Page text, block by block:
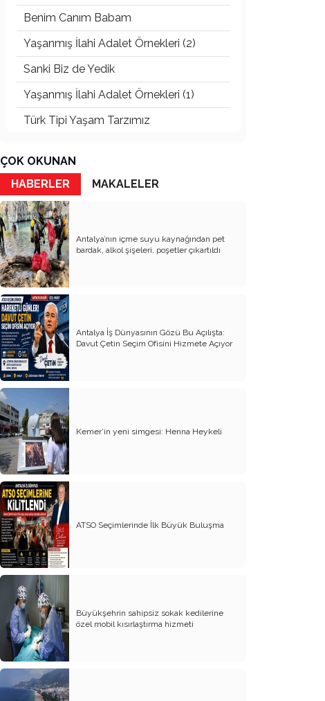
Benim Canım Babam
Yaşanmış İlahi Adalet Örnekleri (2)
Sanki Biz de Yedik
Yaşanmış İlahi Adalet Örnekleri (1)
Türk Tipi Yaşam Tarzımız
Katil Ağaçlar
Keşke Herkes Sevdiği ve İyi Bildiği İşi
Yapsa
Veda Mektubum
Avm’ler Sinek Avlıyor
Hangi Gazetecilerin Günü?
Çok Para, Çok Bela
Geçen Yıldan Akılda Kalanlar
Yeni Yıl Duam
Çağımızın Hastalığı Madde Bağımlılığı
Yürek Burkan İsyanlarım
Organ Nakli ve Bağışı Hakkında
Görüşlerim
Suyumuz Isınıyor Haberiniz Olsun!!
Sözde Kadın Hakları Günü
Engellilerimize Engel Olmayalım
Öğretmenler Günü ve Eğitim
Sistemimiz
Kreşten Üniversiteye Tavsiyelerim
Binalar ve Zinalar
Altın Takı Mağdurları
Protokol
Modifiye Kadınlar
ÇOK OKUNAN
HABERLER
MAKALELER
Antalya’nın içme suyu kaynağından pet
bardak, alkol şişeleri, poşetler çıkartıldı
Antalya İş Dünyasının Gözü Bu Açılışta:
Davut Çetin Seçim Ofisini Hizmete Açıyor
Kemer’in yeni simgesi: Henna Heykeli
ATSO Seçimlerinde İlk Büyük Buluşma
Büyükşehrin sahipsiz sokak kedilerine
özel mobil kısırlaştırma hizmeti